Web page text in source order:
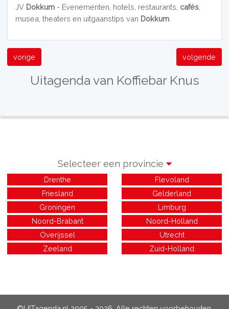
JV Dokkum- Evenementen, hotels, restaurants, cafés,
musea, theaters en uitgaanstips van Dokkum.
vorige volgende
Uitagenda van Koffiebar Knus
Selecteer een provincie
Drenthe
Flevoland
Friesland
Gelderland
Groningen
Limburg
Noord-Brabant
Noord-Holland
Overijssel
Utrecht
Zeeland
Zuid-Holland